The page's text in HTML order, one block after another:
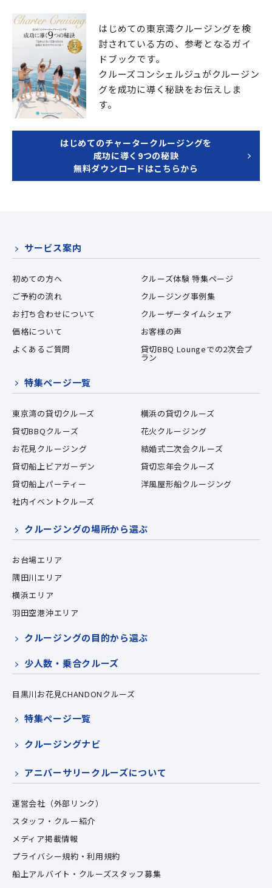
はじめての東京湾クルージングを検
討されている方の、 参考となるガイ
ドブックです。
クルーズコンシェルジュがクルージン
グを成功に導く秘訣をお伝えしま
す。
はじめてのチャータークルージングを
成功に導く9つの秘訣
無料ダウンロードはこちらから
サービス案内
初めての方へ
クルーズ体験 特集ページ
ご予約の流れ
クルージング事例集
お打ち合わせについて
クルーザータイムシェア
価格について
お客様の声
よくあるご質問
貸切BBQ Loungeでの2次会プ
ラン
特集ページ一覧
東京湾の貸切クルーズ
横浜の貸切クルーズ
貸切BBQクルーズ
花火クルージング
お花見クルージング
結婚式二次会クルーズ
貸切船上ビアガーデン
貸切忘年会クルーズ
貸切船上パーティー
洋風屋形船クルージング
社内イベントクルーズ
クルージングの場所から選ぶ
お台場エリア
隅田川エリア
横浜エリア
羽田空港沖エリア
クルージングの目的から選ぶ
少人数・乗合クルーズ
目黒川お花見CHANDONクルーズ
特集ページ一覧
クルージングナビ
アニバーサリークルーズについて
運営会社（外部リンク）
スタッフ・クルー紹介
メディア掲載情報
プライバシー規約・利用規約
船上アルバイト・クルーズスタッフ募集